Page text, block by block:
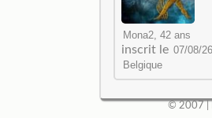
inscrit le
© 2007 |